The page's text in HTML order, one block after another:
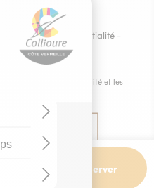
Réserver
NOUS
SUIVEZ-NOUS
SUIVEZ-
SUIVEZ-
Politique de confidentialité -
Éditer mes cookies
IRIS Interactive
règles de confidentialitéet les